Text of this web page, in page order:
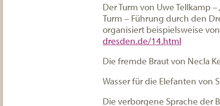
Der Turm von Uwe Tellkamp
Turm – Führung durch den
organisiert beispielsweise
dresden.de/14.html
Die fremde Braut von Necla
Wasser für die Elefanten von
Die verborgene Sprache der